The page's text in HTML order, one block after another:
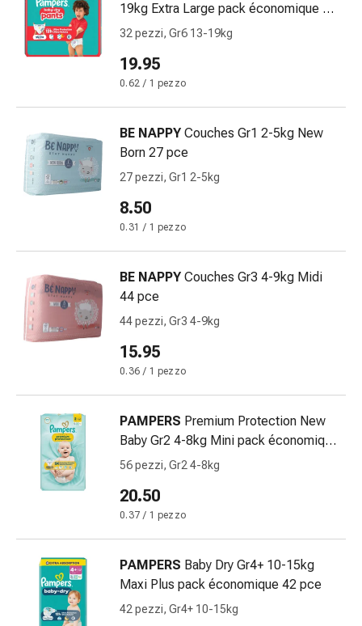
tubolari
Materiali
medicazione
Ustioni
scottature
Set
di
ricambio
Medicazioni
Unguenti
disinfezione
delle
ferite
Medicazioni
spray
adesive
colla
Unguento
vescicante
Tamponi
medicali
Occhi
e
orecchie
19kg Extra Large pack économique 32
pce
32 pezzi, Gr6 13-19kg
19.95
0.62 / 1 pezzo
BE NAPPY Couches Gr1 2-5kg New
Born 27 pce
27 pezzi, Gr1 2-5kg
8.50
0.31 / 1 pezzo
BE NAPPY Couches Gr3 4-9kg Midi
44 pce
44 pezzi, Gr3 4-9kg
15.95
0.36 / 1 pezzo
PAMPERS Premium Protection New
Baby Gr2 4-8kg Mini pack économique
56 pce
56 pezzi, Gr2 4-8kg
20.50
0.37 / 1 pezzo
PAMPERS Baby Dry Gr4+ 10-15kg
Maxi Plus pack économique 42 pce
42 pezzi, Gr4+ 10-15kg